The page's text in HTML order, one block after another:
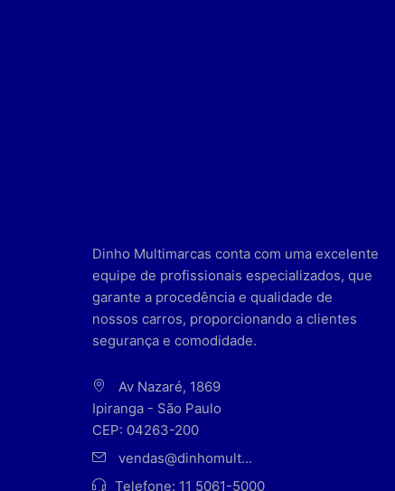
Dinho Multimarcas conta com uma excelente
equipe de profissionais especializados, que
garante a procedência e qualidade de
nossos carros, proporcionando a clientes
segurança e comodidade.
Av Nazaré, 1869
Ipiranga - São Paulo
CEP: 04263-200
vendas@dinhomult...
Telefone: 11 5061-5000